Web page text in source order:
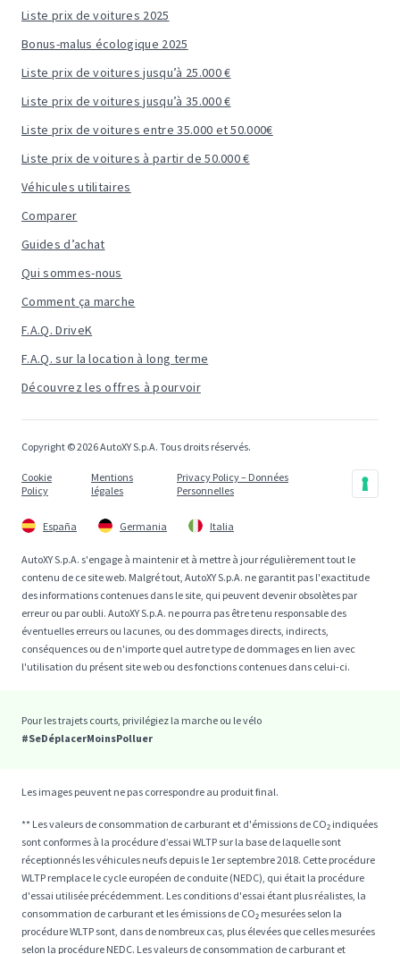
Liste prix de voitures 2025
Bonus-malus écologique 2025
Liste prix de voitures jusqu’à 25.000 €
Liste prix de voitures jusqu’à 35.000 €
Liste prix de voitures entre 35.000 et 50.000€
Liste prix de voitures à partir de 50.000 €
Véhicules utilitaires
Comparer
Guides d’achat
Qui sommes-nous
Comment ça marche
F.A.Q. DriveK
F.A.Q. sur la location à long terme
Découvrez les offres à pourvoir
Copyright © 2026 AutoXY S.p.A. Tous droits réservés.
Cookie
Policy
Mentions
légales
Privacy Policy – Données
Personnelles
España Germania Italia
AutoXY S.p.A. s'engage à maintenir et à mettre à jour régulièrement tout le
contenu de ce site web. Malgré tout, AutoXY S.p.A. ne garantit pas l'exactitude
des informations contenues dans le site, qui peuvent devenir obsolètes par
erreur ou par oubli. AutoXY S.p.A. ne pourra pas être tenu responsable des
éventuelles erreurs ou lacunes, ou des dommages directs, indirects,
conséquences ou de n'importe quel autre type de dommages en lien avec
l'utilisation du présent site web ou des fonctions contenues dans celui-ci.
Pour les trajets courts, privilégiez la marche ou le vélo
#SeDéplacerMoinsPolluer
Les images peuvent ne pas correspondre au produit final.
** Les valeurs de consommation de carburant et d'émissions de CO₂ indiquées
sont conformes à la procédure d’essai WLTP sur la base de laquelle sont
réceptionnés les véhicules neufs depuis le 1er septembre 2018. Cette procédure
WLTP remplace le cycle européen de conduite (NEDC), qui était la procédure
d'essai utilisée précédemment. Les conditions d'essai étant plus réalistes, la
consommation de carburant et les émissions de CO₂ mesurées selon la
procédure WLTP sont, dans de nombreux cas, plus élevées que celles mesurées
selon la procédure NEDC. Les valeurs de consommation de carburant et